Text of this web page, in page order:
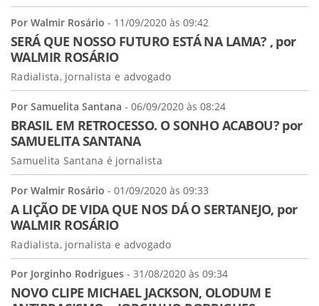
Por Walmir Rosário - 11/09/2020 às 09:42
SERÁ QUE NOSSO FUTURO ESTÁ NA LAMA? , por
WALMIR ROSÁRIO
Radialista, jornalista e advogado
Por Samuelita Santana - 06/09/2020 às 08:24
BRASIL EM RETROCESSO. O SONHO ACABOU? por
SAMUELITA SANTANA
Samuelita Santana é jornalista
Por Walmir Rosário - 01/09/2020 às 09:33
A LIÇÃO DE VIDA QUE NOS DÁ O SERTANEJO, por
WALMIR ROSÁRIO
Radialista, jornalista e advogado
Por Jorginho Rodrigues - 31/08/2020 às 09:34
NOVO CLIPE MICHAEL JACKSON, OLODUM E